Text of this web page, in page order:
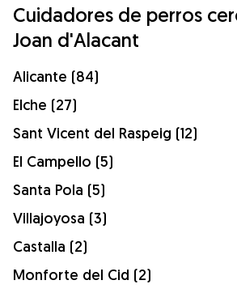
Cuidadores de perros
Joan d'Alacant
Alicante (84)
Elche (27)
Sant Vicent del Raspeig (12)
El Campello (5)
Santa Pola (5)
Villajoyosa (3)
Castalla (2)
Monforte del Cid (2)